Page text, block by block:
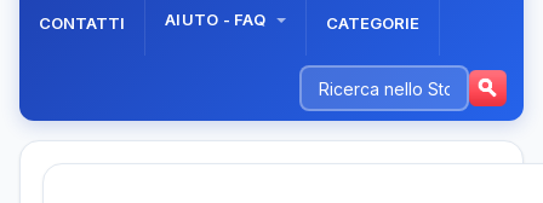
CONTATTI AIUTO - FAQ CATEGORIE